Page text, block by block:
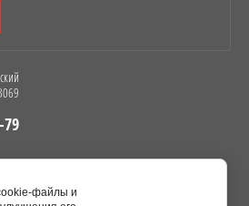
79
файлы и